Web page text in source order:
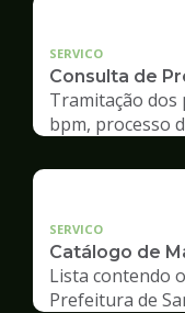
SERVICO
Consulta de
Tramitação dos
bpm, processo
SERVICO
Catálogo de
Lista contendo
Prefeitura de